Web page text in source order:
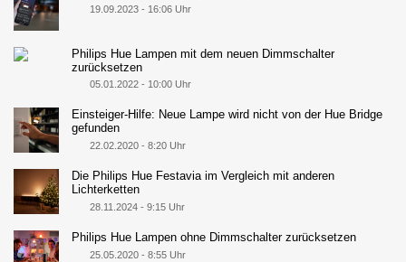
19.09.2023 - 16:06 Uhr
Philips Hue Lampen mit dem neuen Dimmschalter
zurücksetzen
05.01.2022 - 10:00 Uhr
Einsteiger-Hilfe: Neue Lampe wird nicht von der Hue Bridge
gefunden
22.02.2020 - 8:20 Uhr
Die Philips Hue Festavia im Vergleich mit anderen
Lichterketten
28.11.2024 - 9:15 Uhr
Philips Hue Lampen ohne Dimmschalter zurücksetzen
25.05.2020 - 8:55 Uhr